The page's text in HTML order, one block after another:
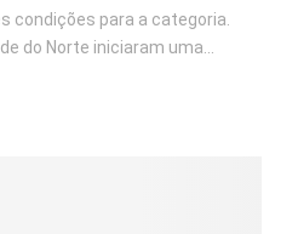
condições para a categoria.
do Norte iniciaram uma...